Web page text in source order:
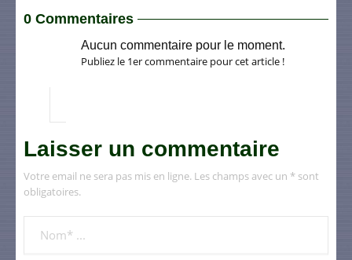
0 Commentaires
Aucun commentaire pour le moment.
Publiez le 1er commentaire pour cet article !
Laisser un commentaire
Votre email ne sera pas mis en ligne. Les champs avec un * sont
obligatoires.